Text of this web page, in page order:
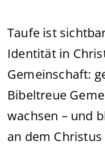
Taufe ist
Identität in
Gemeinschaft:
Bibeltreue
wachsen – und
an dem